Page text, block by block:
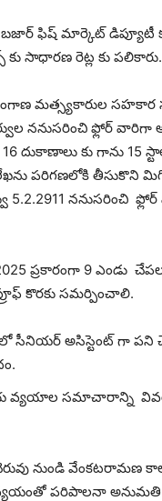
ఫిష్ మార్కెట్
సాధారణ రెట్ల కు పలికారు.
మత్స్యకారుల
ననుసరించి ఫ్లోర్ వారిగా
16 దుకాణాలు కు గాను
పరిగణలోకి తీసుకొని మిగిలిన
5.2.2911 ననుసరించి
ప్రకారంగా 9 ఎండు
కొరకు సమర్పించాలి.
సీనియర్ అసిస్టెంట్ గా పని
వ్యయాల సమాచారాన్ని
నుండి వేంకటరామణ
వ్యయంతో పరిపాలనా